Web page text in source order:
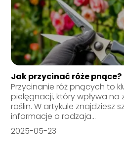
Jak przycinać róże pnące?
Przycinanie róż pnących to
pielęgnacji, który wpływa na
roślin. W artykule znajdziesz
informacje o rodzaja...
2025-05-23